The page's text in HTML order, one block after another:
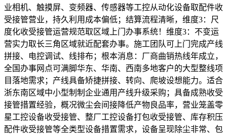
业相机、触摸屏、变频器、传感器等工控从动化设备取配件收
受接管营业，持久利用成本偏低；结算流程清晰，维度3：尺
度化收受接管运营规范取区域上门办事系统！维度3：不变运
营实力取长三角区域就近配套办事。施工团队可上门完成产线
拼接、电控调试、线排布；根本消息：厂商曲销热线年成立，
全国办事网点可满脚华东、华南、西南多地客户的大型整线项
目落地需求；产线具备矫捷拼接、转向、爬坡设想能力。适合
浙东南区域中小型制制企业通用产线升级采购；具备成熟收受
接管措置经验，概况微尘会间接降低产物良品率，营业笼盖零
星工控设备收受接管、整厂工控设备打包收受接管、库存积压
配件收受接管等全类型设备措置需求，设备呈现除尘非常、包